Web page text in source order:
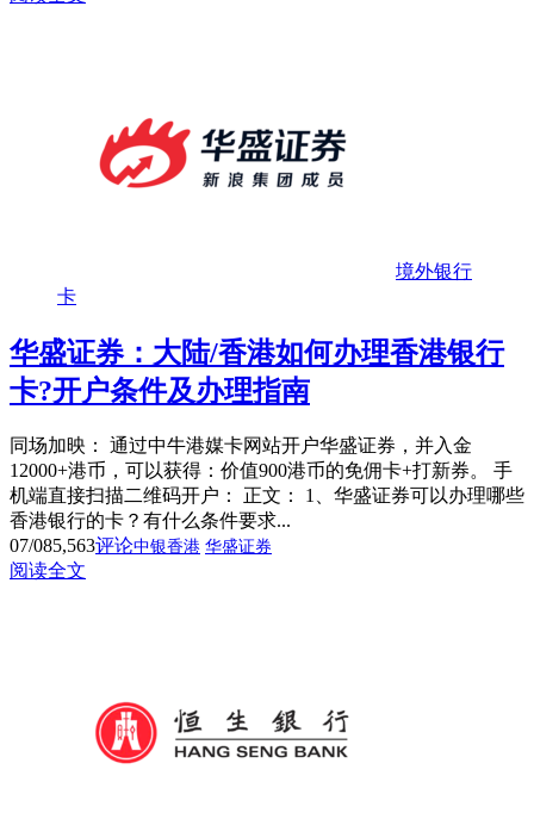
境外银行
卡
华盛证券：大陆/香港如何办理香港银行
卡?开户条件及办理指南
同场加映： 通过中牛港媒卡网站开户华盛证券，并入金
12000+港币，可以获得：价值900港币的免佣卡+打新券。 手
机端直接扫描二维码开户： 正文： 1、华盛证券可以办理哪些
香港银行的卡？有什么条件要求...
07/085,563评论中银香港 华盛证券
阅读全文